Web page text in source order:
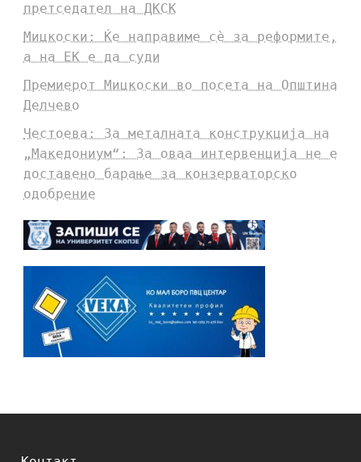
претседател на ДКСК
Мицкоски: Ќе направиме сè за реформите,
а на ЕК е да суди
Премиерот Мицкоски во посета на Општина
Делчево
Честоева: За металната конструкција на
„Македониум“: За оваа интервенција не е
доставено барање за конзерваторско
одобрение